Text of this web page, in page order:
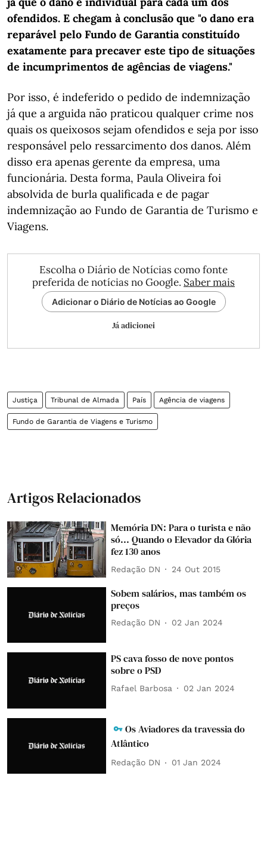
ofendidos. E chegam à conclusão que "o dano era
reparável pelo Fundo de Garantia constituído
exatamente para precaver este tipo de situações
de incumprimentos de agências de viagens."
Por isso, é indeferido o pedido de indemnização
já que a arguida não praticou qualquer crime nos
quais os queixosos sejam ofendidos e seja por isso
responsável pelo ressarcimento dos danos. Além
disso era apenas gerente da empresa, uma
funcionária. Desta forma, Paula Oliveira foi
absolvida de burla qualificada e de pagar
indemnização ao Fundo de Garantia de Turismo e
Viagens.
Escolha o Diário de Notícias como fonte
preferida de notícias no Google. Saber mais
Adicionar o Diário de Notícias ao Google
Já adicionei
Justiça Tribunal de Almada País Agência de viagens
Fundo de Garantia de Viagens e Turismo
Artigos Relacionados
Memória DN: Para o turista e não
só... Quando o Elevador da Glória
fez 130 anos
Redação DN 24 Out 2015
Sobem salários, mas também os
preços
Redação DN 02 Jan 2024
PS cava fosso de nove pontos
sobre o PSD
Rafael Barbosa 02 Jan 2024
Os Aviadores da travessia do
Atlântico
Redação DN 01 Jan 2024